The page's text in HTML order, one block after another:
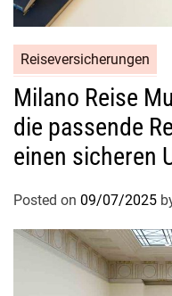
Reiseversicherungen
Milano Reise
die passende
einen sicheren
Posted on 09/07/2025